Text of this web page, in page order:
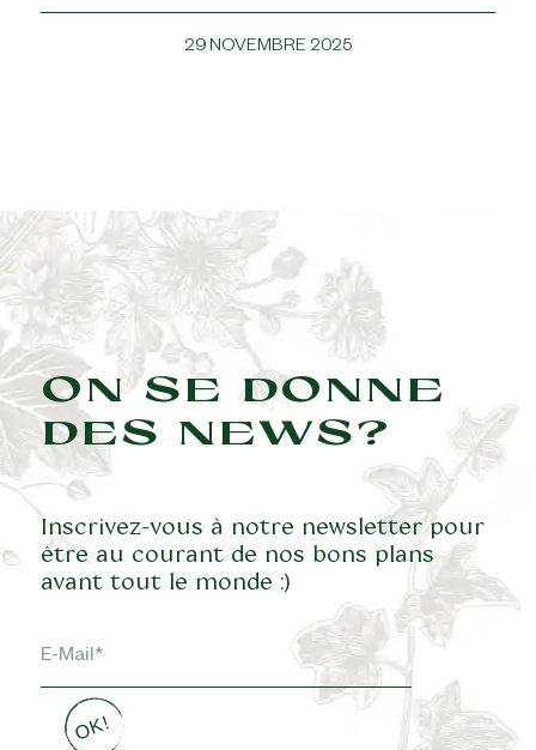
29 NOVEMBRE 2025
ON SE DONNE
DES NEWS?
Inscrivez-vous à notre newsletter pour
être au courant de nos bons plans
avant tout le monde :)